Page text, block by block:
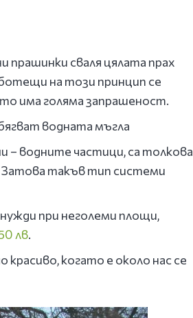
прашинки сваля цялата прах
на този принцип се
има голяма запрашеност.
водната мъгла
– водните частици, са толкова
Затова такъв тип системи
при неголеми площи,
лв.
когато е около нас се